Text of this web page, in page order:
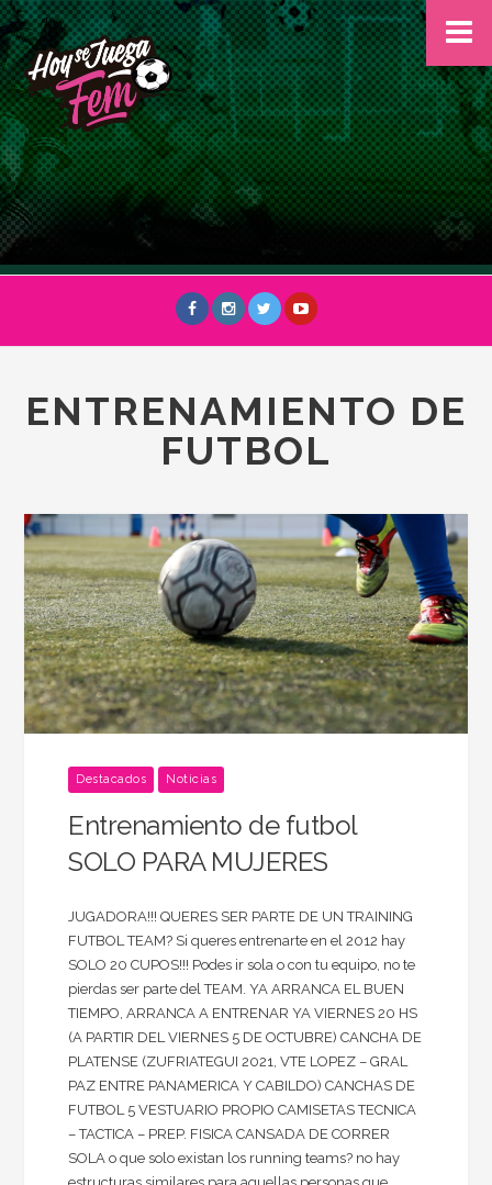
ENTRENAMIENTO DE
FUTBOL
Destacados Noticias
Entrenamiento de futbol
SOLO PARA MUJERES
JUGADORA!!! QUERES SER PARTE DE UN TRAINING
FUTBOL TEAM? Si queres entrenarte en el 2012 hay
SOLO 20 CUPOS!!! Podes ir sola o con tu equipo, no te
pierdas ser parte del TEAM. YA ARRANCA EL BUEN
TIEMPO, ARRANCA A ENTRENAR YA VIERNES 20 HS
(A PARTIR DEL VIERNES 5 DE OCTUBRE) CANCHA DE
PLATENSE (ZUFRIATEGUI 2021, VTE LOPEZ – GRAL
PAZ ENTRE PANAMERICA Y CABILDO) CANCHAS DE
FUTBOL 5 VESTUARIO PROPIO CAMISETAS TECNICA
– TACTICA – PREP. FISICA CANSADA DE CORRER
SOLA o que solo existan los running teams? no hay